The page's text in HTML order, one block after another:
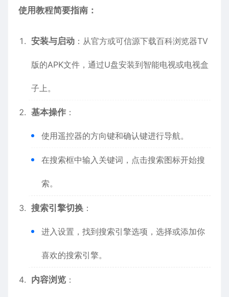
使用教程简要指南：
安装与启动 ：从官方或可信源下载百科浏览器TV
版的APK文件，通过U盘安装到智能电视或电视盒
子上。
基本操作 ：
使用遥控器的方向键和确认键进行导航。
在搜索框中输入关键词，点击搜索图标开始搜
索。
搜索引擎切换 ：
进入设置，找到搜索引擎选项，选择或添加你
喜欢的搜索引擎。
内容浏览 ：